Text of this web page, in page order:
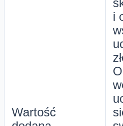
Wartość
i